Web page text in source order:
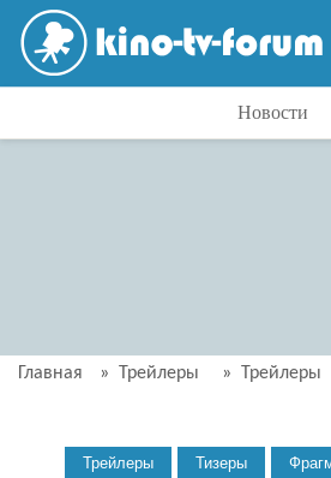
Новости
Главная » Трейлеры » Трейлеры